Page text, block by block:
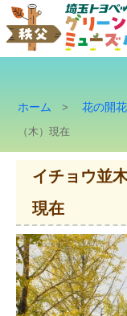
ホーム >花の開
（木）現在
イチョウ並
現在